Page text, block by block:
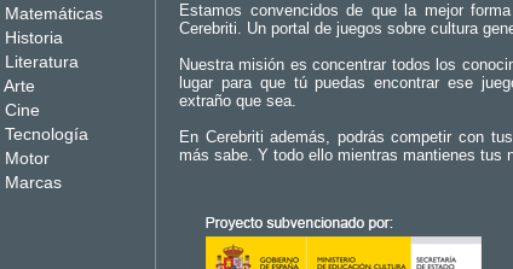
Matemáticas
Historia
Literatura
Arte
Cine
Tecnología
Motor
Marcas
Estamos convencidos de que la mejor
Cerebriti. Un portal de juegos sobre cultura
Nuestra misión es concentrar todos los
lugar para que tú puedas encontrar ese
extraño que sea.
En Cerebriti además, podrás competir con
más sabe. Y todo ello mientras mantienes tus